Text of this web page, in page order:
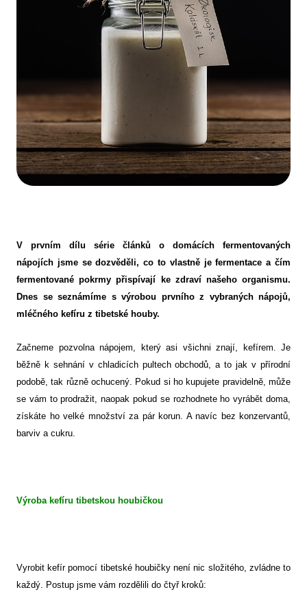
V prvním dílu série článků o domácích fermentovaných
nápojích jsme se dozvěděli, co to vlastně je fermentace a čím
fermentované pokrmy přispívají ke zdraví našeho organismu.
Dnes se seznámíme s výrobou prvního z vybraných nápojů,
mléčného kefíru z tibetské houby.
Začneme pozvolna nápojem, který asi všichni znají, kefírem. Je
běžně k sehnání v chladicích pultech obchodů, a to jak v přírodní
podobě, tak různě ochucený. Pokud si ho kupujete pravidelně, může
se vám to prodražit, naopak pokud se rozhodnete ho vyrábět doma,
získáte ho velké množství za pár korun. A navíc bez konzervantů,
barviv a cukru.
Výroba kefíru tibetskou houbičkou
Vyrobit kefír pomocí tibetské houbičky není nic složitého, zvládne to
každý. Postup jsme vám rozdělili do čtyř kroků: